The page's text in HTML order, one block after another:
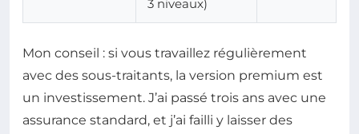
3 niveaux)
Mon conseil : si vous travaillez régulièrement
avec des sous-traitants, la version premium est
un investissement. J’ai passé trois ans avec une
assurance standard, et j’ai failli y laisser des